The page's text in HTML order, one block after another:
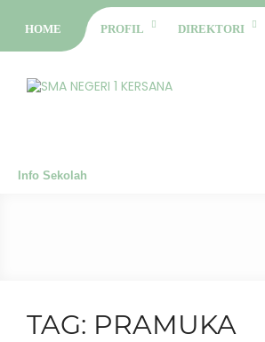
HOME PROFIL DIREKTORI
Info Sekolah
TAG: PRAMUKA